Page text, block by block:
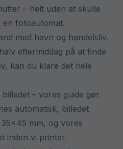
– helt uden at skulle
fotoautomat.
med havn og handelsliv.
eftermiddag på at finde
kan du klare det hele
– vores guide gør
automatisk, billedet
mm, og vores
inden vi printer.